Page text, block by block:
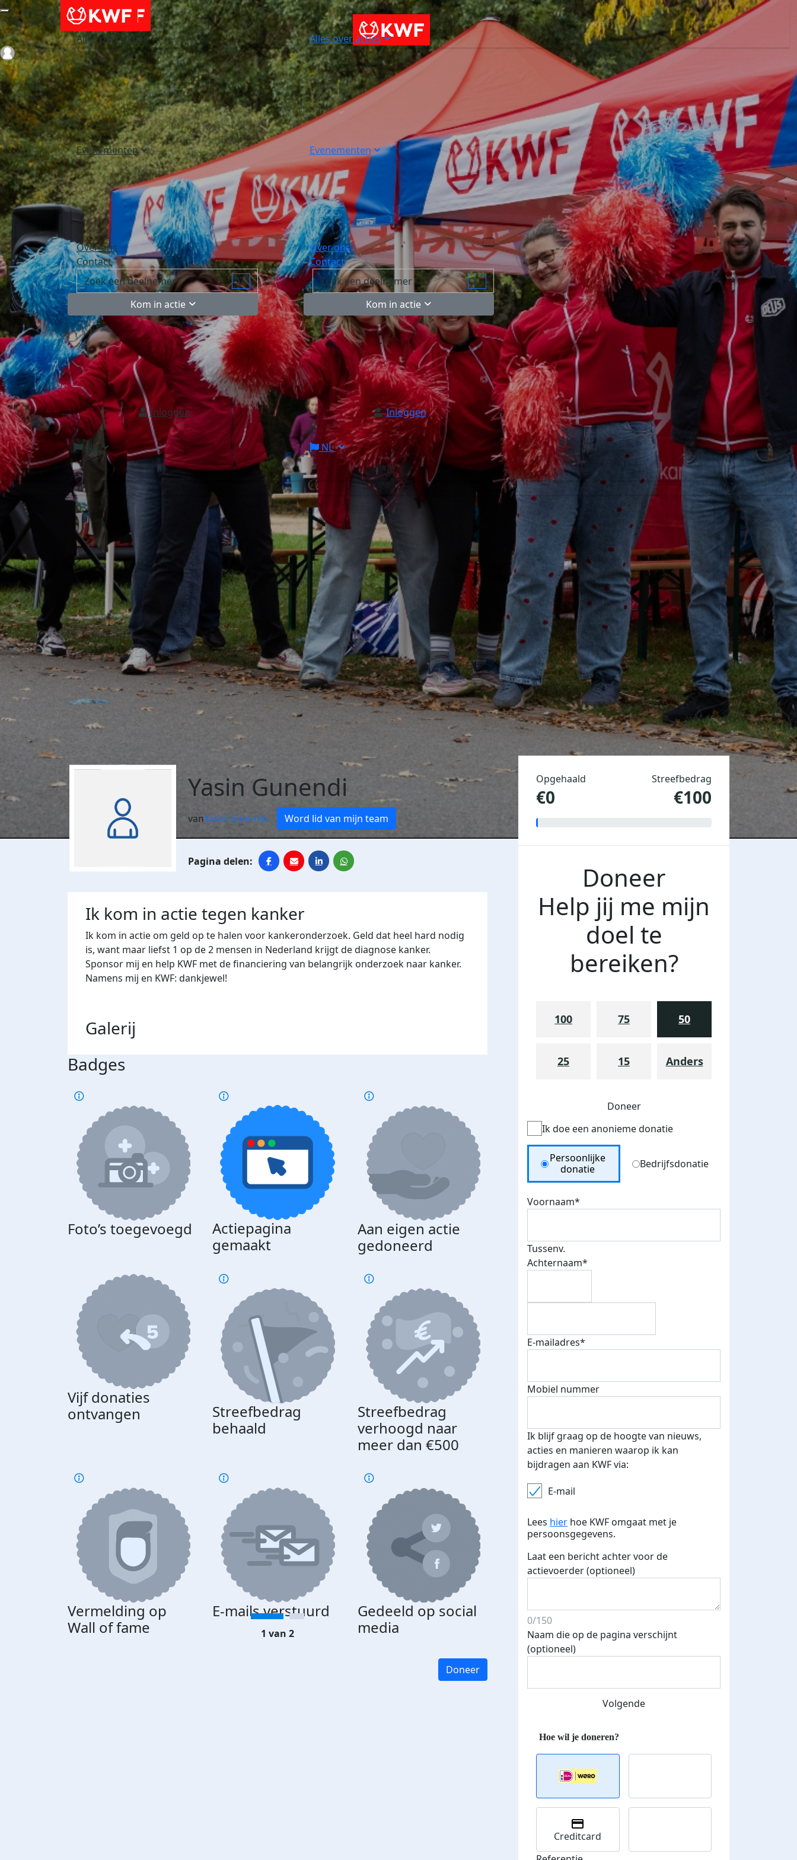
Alles over acties
Evenementen
Over ons
Contact
Kom in actie
Inloggen
NL
Alles over acties
Evenementen
Over ons
Contact
Kom in actie
Inloggen
NL
Login
Yasin Gunendi
vanYasin Gunendi Word lid van mijn team
Ik kom in actie tegen kanker
Ik kom in actie om geld op te halen voor kankeronderzoek. Geld dat heel hard nodig
is, want maar liefst 1 op de 2 mensen in Nederland krijgt de diagnose kanker.
Sponsor mij en help KWF met de financiering van belangrijk onderzoek naar kanker.
Namens mij en KWF: dankjewel!
Galerij
Badges
Foto’s toegevoegd
Actiepagina
gemaakt
Aan eigen actie
gedoneerd
Vijf donaties
ontvangen
Streefbedrag
behaald
Streefbedrag
verhoogd naar
meer dan €500
Vermelding op
Wall of fame
E-mails verstuurd
Gedeeld op social
media
bedankt
1 van 2
Doneer
Opgehaald
€0
Streefbedrag
€100
Doneer
Help jij me mijn
doel te
bereiken?
100 75 50
25 15 Anders
Doneer
Ik doe een anonieme donatie
Donation Type
Persoonlijke
donatie
Bedrijfsdonatie
Voornaam*
Tussenv.
Achternaam*
E-mailadres*
Mobiel nummer
Ik blijf graag op de hoogte van nieuws,
acties en manieren waarop ik kan
bijdragen aan KWF via:
E-mail
Lees hier hoe KWF omgaat met je
persoonsgegevens.
Laat een bericht achter voor de
actievoerder (optioneel)
0/150
Naam die op de pagina verschijnt
(optioneel)
Volgende
Creditcard